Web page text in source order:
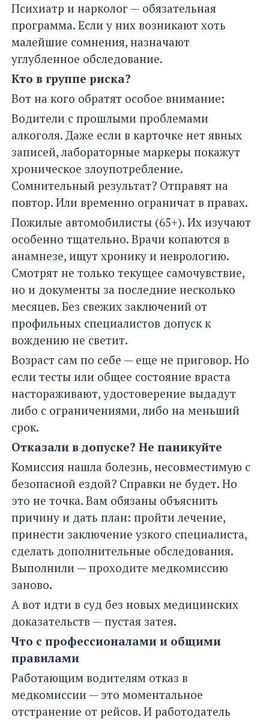
Психиатр и нарколог — обязательная
программа. Если у них возникают хоть
малейшие сомнения, назначают
углубленное обследование.
Кто в группе риска?
Вот на кого обратят особое внимание:
Водители с прошлыми проблемами
алкоголя. Даже если в карточке нет явных
записей, лабораторные маркеры покажут
хроническое злоупотребление.
Сомнительный результат? Отправят на
повтор. Или временно ограничат в правах.
Пожилые автомобилисты (65+). Их изучают
особенно тщательно. Врачи копаются в
анамнезе, ищут хронику и неврологию.
Смотрят не только текущее самочувствие,
но и документы за последние несколько
месяцев. Без свежих заключений от
профильных специалистов допуск к
вождению не светит.
Возраст сам по себе — еще не приговор. Но
если тесты или общее состояние враста
настораживают, удостоверение выдадут
либо с ограничениями, либо на меньший
срок.
Отказали в допуске? Не паникуйте
Комиссия нашла болезнь, несовместимую с
безопасной ездой? Справки не будет. Но
это не точка. Вам обязаны объяснить
причину и дать план: пройти лечение,
принести заключение узкого специалиста,
сделать дополнительные обследования.
Выполнили — проходите медкомиссию
заново.
А вот идти в суд без новых медицинских
доказательств — пустая затея.
Что с профессионалами и общими
правилами
Работающим водителям отказ в
медкомиссии — это моментальное
отстранение от рейсов. И работодатель